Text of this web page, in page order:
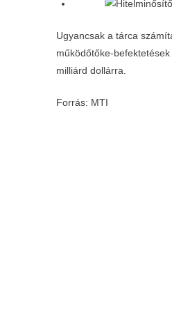
Ugyancsak a tárca
működőtőke-
milliárd dollárra.
Forrás: MTI